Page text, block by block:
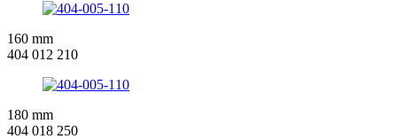
160 mm
404 012 210
180 mm
404 018 250